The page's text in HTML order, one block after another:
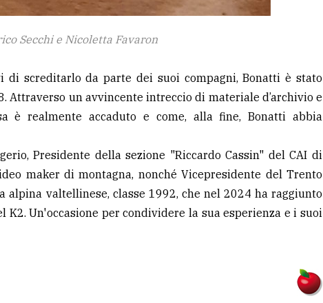
Secchi e Nicoletta Favaron
di screditarlo da parte dei suoi compagni, Bonatti è stato
un avvincente intreccio di materiale d’archivio e
è realmente accaduto e come, alla fine, Bonatti abbia
Presidente della sezione "Riccardo Cassin" del CAI di
maker di montagna, nonché Vicepresidente del Trento
alpina valtellinese, classe 1992, che nel 2024 ha raggiunto
Un'occasione per condividere la sua esperienza e i suoi